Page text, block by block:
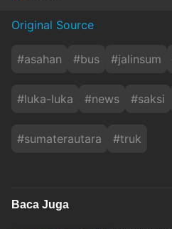
Original Source
#asahan #bus #jalinsum
#luka-luka #news #saksi
#sumaterautara #truk
Baca Juga